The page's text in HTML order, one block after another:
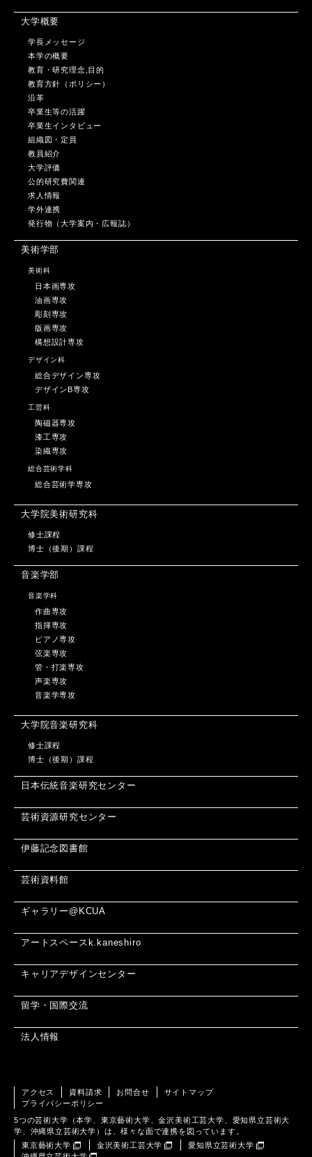
大学概要
学長メッセージ
本学の概要
教育・研究理念,目的
教育方針（ポリシー）
沿革
卒業生等の活躍
卒業生インタビュー
組織図・定員
教員紹介
大学評価
公的研究費関連
求人情報
学外連携
発行物（大学案内・広報誌）
美術学部
美術科
日本画専攻
油画専攻
彫刻専攻
版画専攻
構想設計専攻
デザイン科
総合デザイン専攻
デザインB専攻
工芸科
陶磁器専攻
漆工専攻
染織専攻
総合芸術学科
総合芸術学専攻
大学院美術研究科
修士課程
博士（後期）課程
音楽学部
音楽学科
作曲専攻
指揮専攻
ピアノ専攻
弦楽専攻
管・打楽専攻
声楽専攻
音楽学専攻
大学院音楽研究科
修士課程
博士（後期）課程
日本伝統音楽研究センター
芸術資源研究センター
伊藤記念図書館
芸術資料館
ギャラリー@KCUA
アートスペースk.kaneshiro
キャリアデザインセンター
留学・国際交流
法人情報
アクセス 資料請求 お問合せ
サイトマップ
プライバシーポリシー
5つの芸術大学（本学、東京藝術大学、金沢美術工芸大学、愛知県立芸術大
学、沖縄県立芸術大学）は、様々な面で連携を図っています。
東京藝術大学
金沢美術工芸大学
愛知県立芸術大学